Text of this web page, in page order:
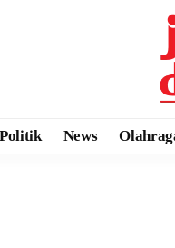
Politik News